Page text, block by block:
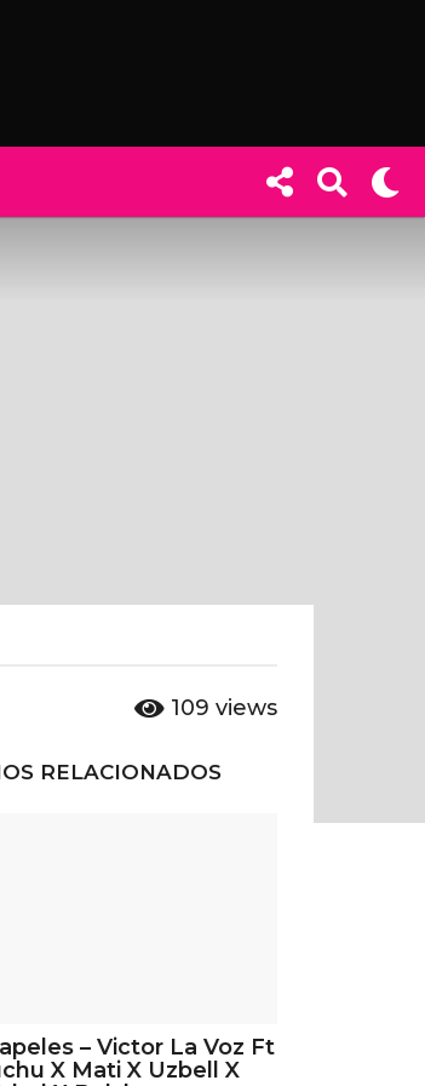
109 views
RELACIONADOS
– Victor La Voz Ft
X Mati X Uzbell X